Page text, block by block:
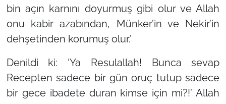
bin açın karnını doyurmuş gibi olur ve Allah
onu kabir azabından, Münker’in ve Nekir’in
dehşetinden korumuş olur.’
Denildi ki: ‘Ya Resulallah! Bunca sevap
Recepten sadece bir gün oruç tutup sadece
bir gece ibadete duran kimse için mi?!’ Allah